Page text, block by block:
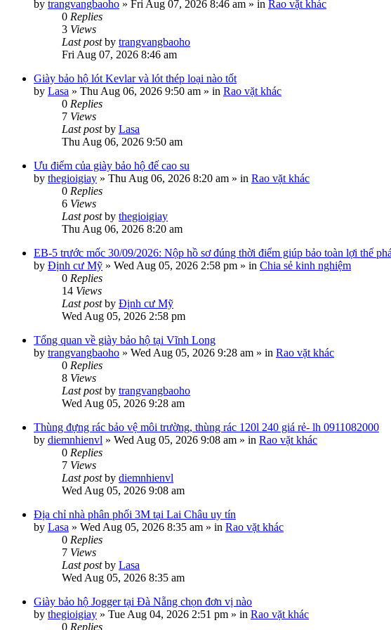
by trangvangbaoho » Fri Aug 07, 2026 8:46 am » in Rao vặt khác
0 Replies
3 Views
Last postby trangvangbaoho
Fri Aug 07, 2026 8:46 am
Giày bảo hộ lót Kevlar và lót thép loại nào tốt
by Lasa » Thu Aug 06, 2026 9:50 am » in Rao vặt khác
0 Replies
7 Views
Last postby Lasa
Thu Aug 06, 2026 9:50 am
Ưu điểm của giày bảo hộ đế cao su
by thegioigiay » Thu Aug 06, 2026 8:20 am » in Rao vặt khác
0 Replies
6 Views
Last postby thegioigiay
Thu Aug 06, 2026 8:20 am
EB-5 trước mốc 30/09/2026: Nộp hồ sơ đúng thời điểm giúp bảo toàn lợi thế
by Định cư Mỹ » Wed Aug 05, 2026 2:58 pm » in Chia sẻ kinh nghiệm
0 Replies
14 Views
Last postby Định cư Mỹ
Wed Aug 05, 2026 2:58 pm
Tổng quan về giày bảo hộ tại Vĩnh Long
by trangvangbaoho » Wed Aug 05, 2026 9:28 am » in Rao vặt khác
0 Replies
8 Views
Last postby trangvangbaoho
Wed Aug 05, 2026 9:28 am
Thùng đựng rác bảo vệ môi trường, thùng rác 120l 240 giá rẻ- lh 0911082000
by diemnhienvl » Wed Aug 05, 2026 9:08 am » in Rao vặt khác
0 Replies
7 Views
Last postby diemnhienvl
Wed Aug 05, 2026 9:08 am
Địa chỉ nhà phân phối 3M tại Lai Châu uy tín
by Lasa » Wed Aug 05, 2026 8:35 am » in Rao vặt khác
0 Replies
7 Views
Last postby Lasa
Wed Aug 05, 2026 8:35 am
Giày bảo hộ Jogger tại Đà Nẵng chọn đơn vị nào
by thegioigiay » Tue Aug 04, 2026 2:51 pm » in Rao vặt khác
0 Replies